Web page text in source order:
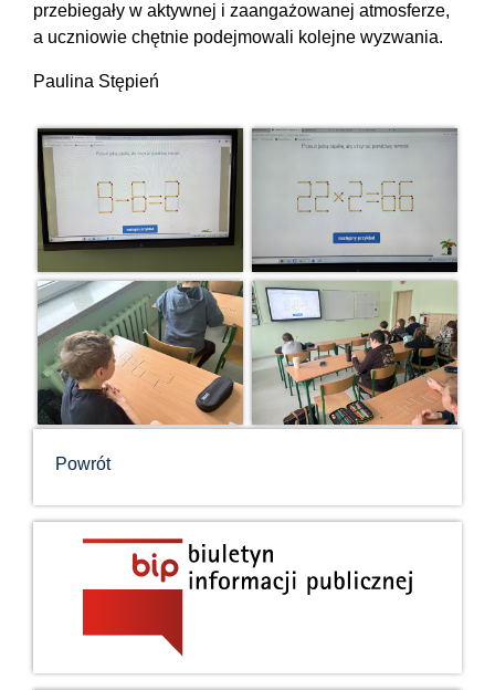
przebiegały w aktywnej i zaangażowanej atmosferze,
a uczniowie chętnie podejmowali kolejne wyzwania.
Paulina Stępień
Powrót